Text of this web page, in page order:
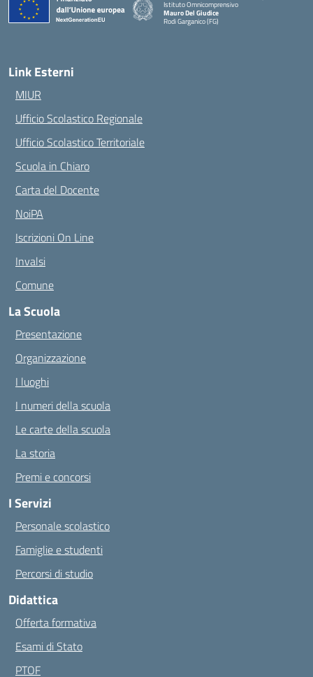
Istituto Omnicomprensivo
Mauro Del Giudice
Rodi Garganico (FG)
— Visita la pagina iniziale della scuola
Link Esterni
MIUR
Ufficio Scolastico Regionale
Ufficio Scolastico Territoriale
Scuola in Chiaro
Carta del Docente
NoiPA
Iscrizioni On Line
Invalsi
Comune
La Scuola
Presentazione
Organizzazione
I luoghi
I numeri della scuola
Le carte della scuola
La storia
Premi e concorsi
I Servizi
Personale scolastico
Famiglie e studenti
Percorsi di studio
Didattica
Offerta formativa
Esami di Stato
PTOF